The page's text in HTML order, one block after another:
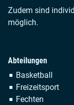
Zudem sind
möglich.
Abteilungen
Navigation
überspringen
Basketball
Freizeitsport
Fechten